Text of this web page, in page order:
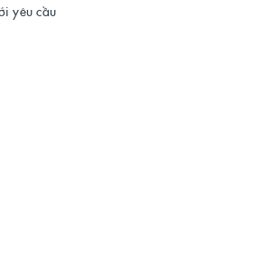
yêu cầu